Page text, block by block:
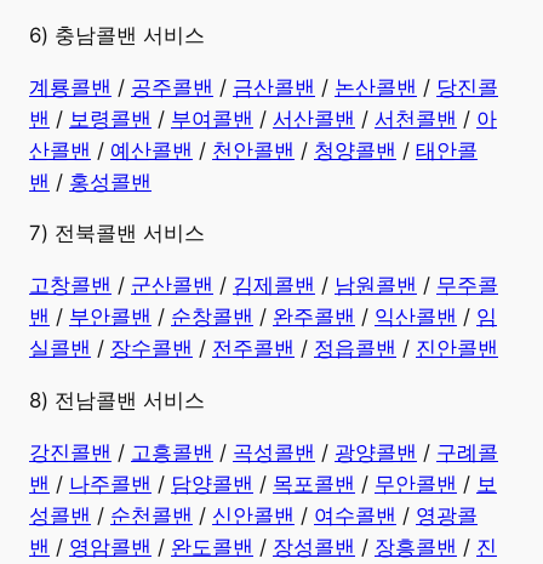
6) 충남콜밴 서비스
계룡콜밴 / 공주콜밴 / 금산콜밴 / 논산콜밴 / 당진콜
밴 / 보령콜밴 / 부여콜밴 / 서산콜밴 / 서천콜밴 / 아
산콜밴 / 예산콜밴 / 천안콜밴 / 청양콜밴 / 태안콜
밴 / 홍성콜밴
7) 전북콜밴 서비스
고창콜밴 / 군산콜밴 / 김제콜밴 / 남원콜밴 / 무주콜
밴 / 부안콜밴 / 순창콜밴 / 완주콜밴 / 익산콜밴 / 임
실콜밴 / 장수콜밴 / 전주콜밴 / 정읍콜밴 / 진안콜밴
8) 전남콜밴 서비스
강진콜밴 / 고흥콜밴 / 곡성콜밴 / 광양콜밴 / 구례콜
밴 / 나주콜밴 / 담양콜밴 / 목포콜밴 / 무안콜밴 / 보
성콜밴 / 순천콜밴 / 신안콜밴 / 여수콜밴 / 영광콜
밴 / 영암콜밴 / 완도콜밴 / 장성콜밴 / 장흥콜밴 / 진